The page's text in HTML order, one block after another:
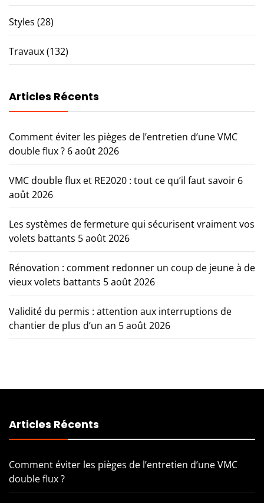
Styles (28)
Travaux(132)
Articles Récents
Comment éviter les pièges de l’entretien d’une VMC
double flux ? 6 août 2026
VMC double flux et RE2020 : tout ce qu’il faut savoir 6
août 2026
Les systèmes de fermeture qui sécurisent vraiment vos
volets battants 5 août 2026
Rénovation : comment redonner un coup de jeune à de
vieux volets battants 5 août 2026
Validité du permis : attention aux interruptions de
chantier de plus d’un an 5 août 2026
Articles Récents
Comment éviter les pièges de l’entretien d’une VMC
double flux ?